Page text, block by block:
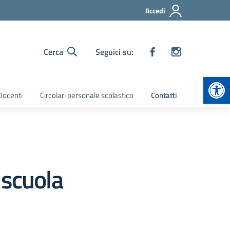
Accedi
Cerca Seguici su:
Circolari personale scolastico Contatti